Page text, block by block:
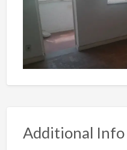
Additional Info